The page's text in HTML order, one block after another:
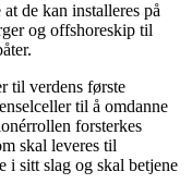
de kan installeres på
og offshoreskip til
til verdens første
til å omdanne
forsterkes
skal leveres til
i sitt slag og skal betjene